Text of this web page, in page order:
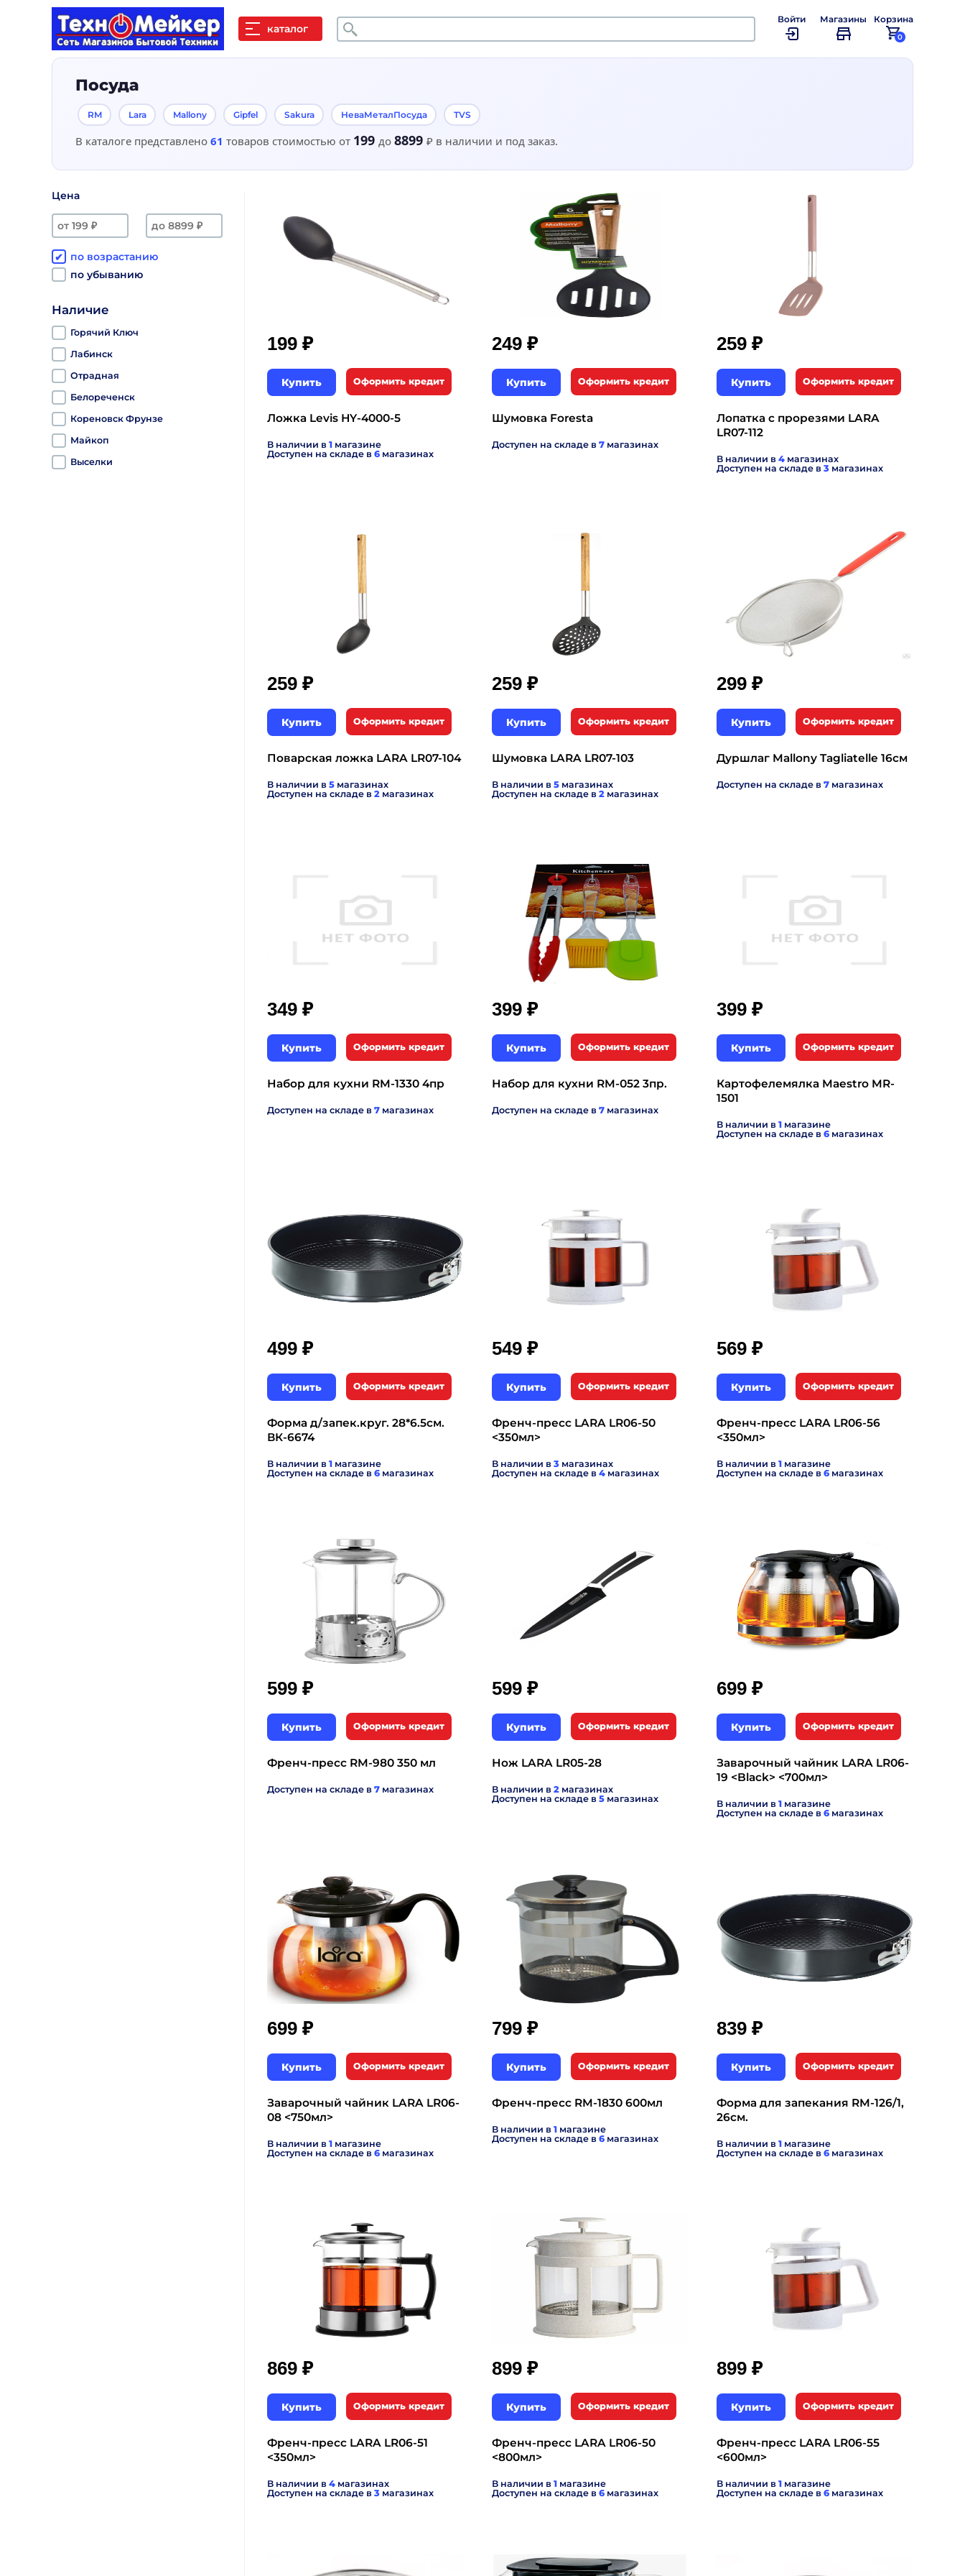
каталог Поиск Войти Магазины Корзина
0
Посуда
RM Lara Mallony Gipfel Sakura НеваМеталПосуда TVS
В каталоге представлено 61 товаров стоимостью от 199 до 8899 ₽ в наличии и под заказ.
Цена
по возрастанию
по убыванию
Наличие
Горячий Ключ
Лабинск
Отрадная
Белореченск
Кореновск Фрунзе
Майкоп
Выселки
199 ₽
Купить Оформить кредит
Ложка Levis HY-4000-5
В наличии в 1 магазине
Доступен на складе в 6 магазинах
249₽
Купить Оформить кредит
Шумовка Foresta
Доступен на складе в7 магазинах
259₽
Купить Оформить кредит
Лопатка с прорезями LARA
LR07-112
В наличии в4 магазинах
Доступен на складе в3 магазинах
259 ₽
Купить Оформить кредит
Поварская ложка LARA LR07-104
В наличии в 5 магазинах
Доступен на складе в 2 магазинах
259₽
Купить Оформить кредит
Шумовка LARA LR07-103
В наличии в5 магазинах
Доступен на складе в2 магазинах
299₽
Купить Оформить кредит
Дуршлаг Mallony Tagliatelle 16см
Доступен на складе в7 магазинах
349 ₽
Купить Оформить кредит
Набор для кухни RM-1330 4пр
Доступен на складе в 7 магазинах
399₽
Купить Оформить кредит
Набор для кухни RM-052 3пр.
Доступен на складе в7 магазинах
399₽
Купить Оформить кредит
Картофелемялка Maestro MR-
1501
В наличии в1 магазине
Доступен на складе в6 магазинах
499 ₽
Купить Оформить кредит
Форма д/запек.круг. 28*6.5см.
ВК-6674
В наличии в 1 магазине
Доступен на складе в 6 магазинах
549₽
Купить Оформить кредит
Френч-пресс LARA LR06-50
<350мл>
В наличии в3 магазинах
Доступен на складе в4 магазинах
569₽
Купить Оформить кредит
Френч-пресс LARA LR06-56
<350мл>
В наличии в1 магазине
Доступен на складе в6 магазинах
599 ₽
Купить Оформить кредит
Френч-пресс RM-980 350 мл
Доступен на складе в 7 магазинах
599₽
Купить Оформить кредит
Нож LARA LR05-28
В наличии в2 магазинах
Доступен на складе в5 магазинах
699₽
Купить Оформить кредит
Заварочный чайник LARA LR06-
19 <Black> <700мл>
В наличии в1 магазине
Доступен на складе в6 магазинах
699 ₽
Купить Оформить кредит
Заварочный чайник LARA LR06-
08 <750мл>
В наличии в 1 магазине
Доступен на складе в 6 магазинах
799₽
Купить Оформить кредит
Френч-пресс RM-1830 600мл
В наличии в1 магазине
Доступен на складе в6 магазинах
839₽
Купить Оформить кредит
Форма для запекания RM-126/1,
26см.
В наличии в1 магазине
Доступен на складе в6 магазинах
869 ₽
Купить Оформить кредит
Френч-пресс LARA LR06-51
<350мл>
В наличии в 4 магазинах
Доступен на складе в 3 магазинах
899₽
Купить Оформить кредит
Френч-пресс LARA LR06-50
<800мл>
В наличии в1 магазине
Доступен на складе в6 магазинах
899₽
Купить Оформить кредит
Френч-пресс LARA LR06-55
<600мл>
В наличии в1 магазине
Доступен на складе в6 магазинах